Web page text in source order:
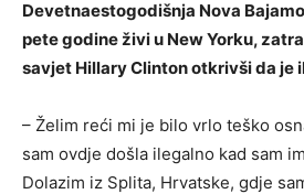
Devetnaestogodišnja Nova
pete godine živi u New Yorku,
savjet Hillary Clinton otkrivši da je
– Želim reći mi je bilo vrlo teško
sam ovdje došla ilegalno kad sam
Dolazim iz Splita, Hrvatske, gdje